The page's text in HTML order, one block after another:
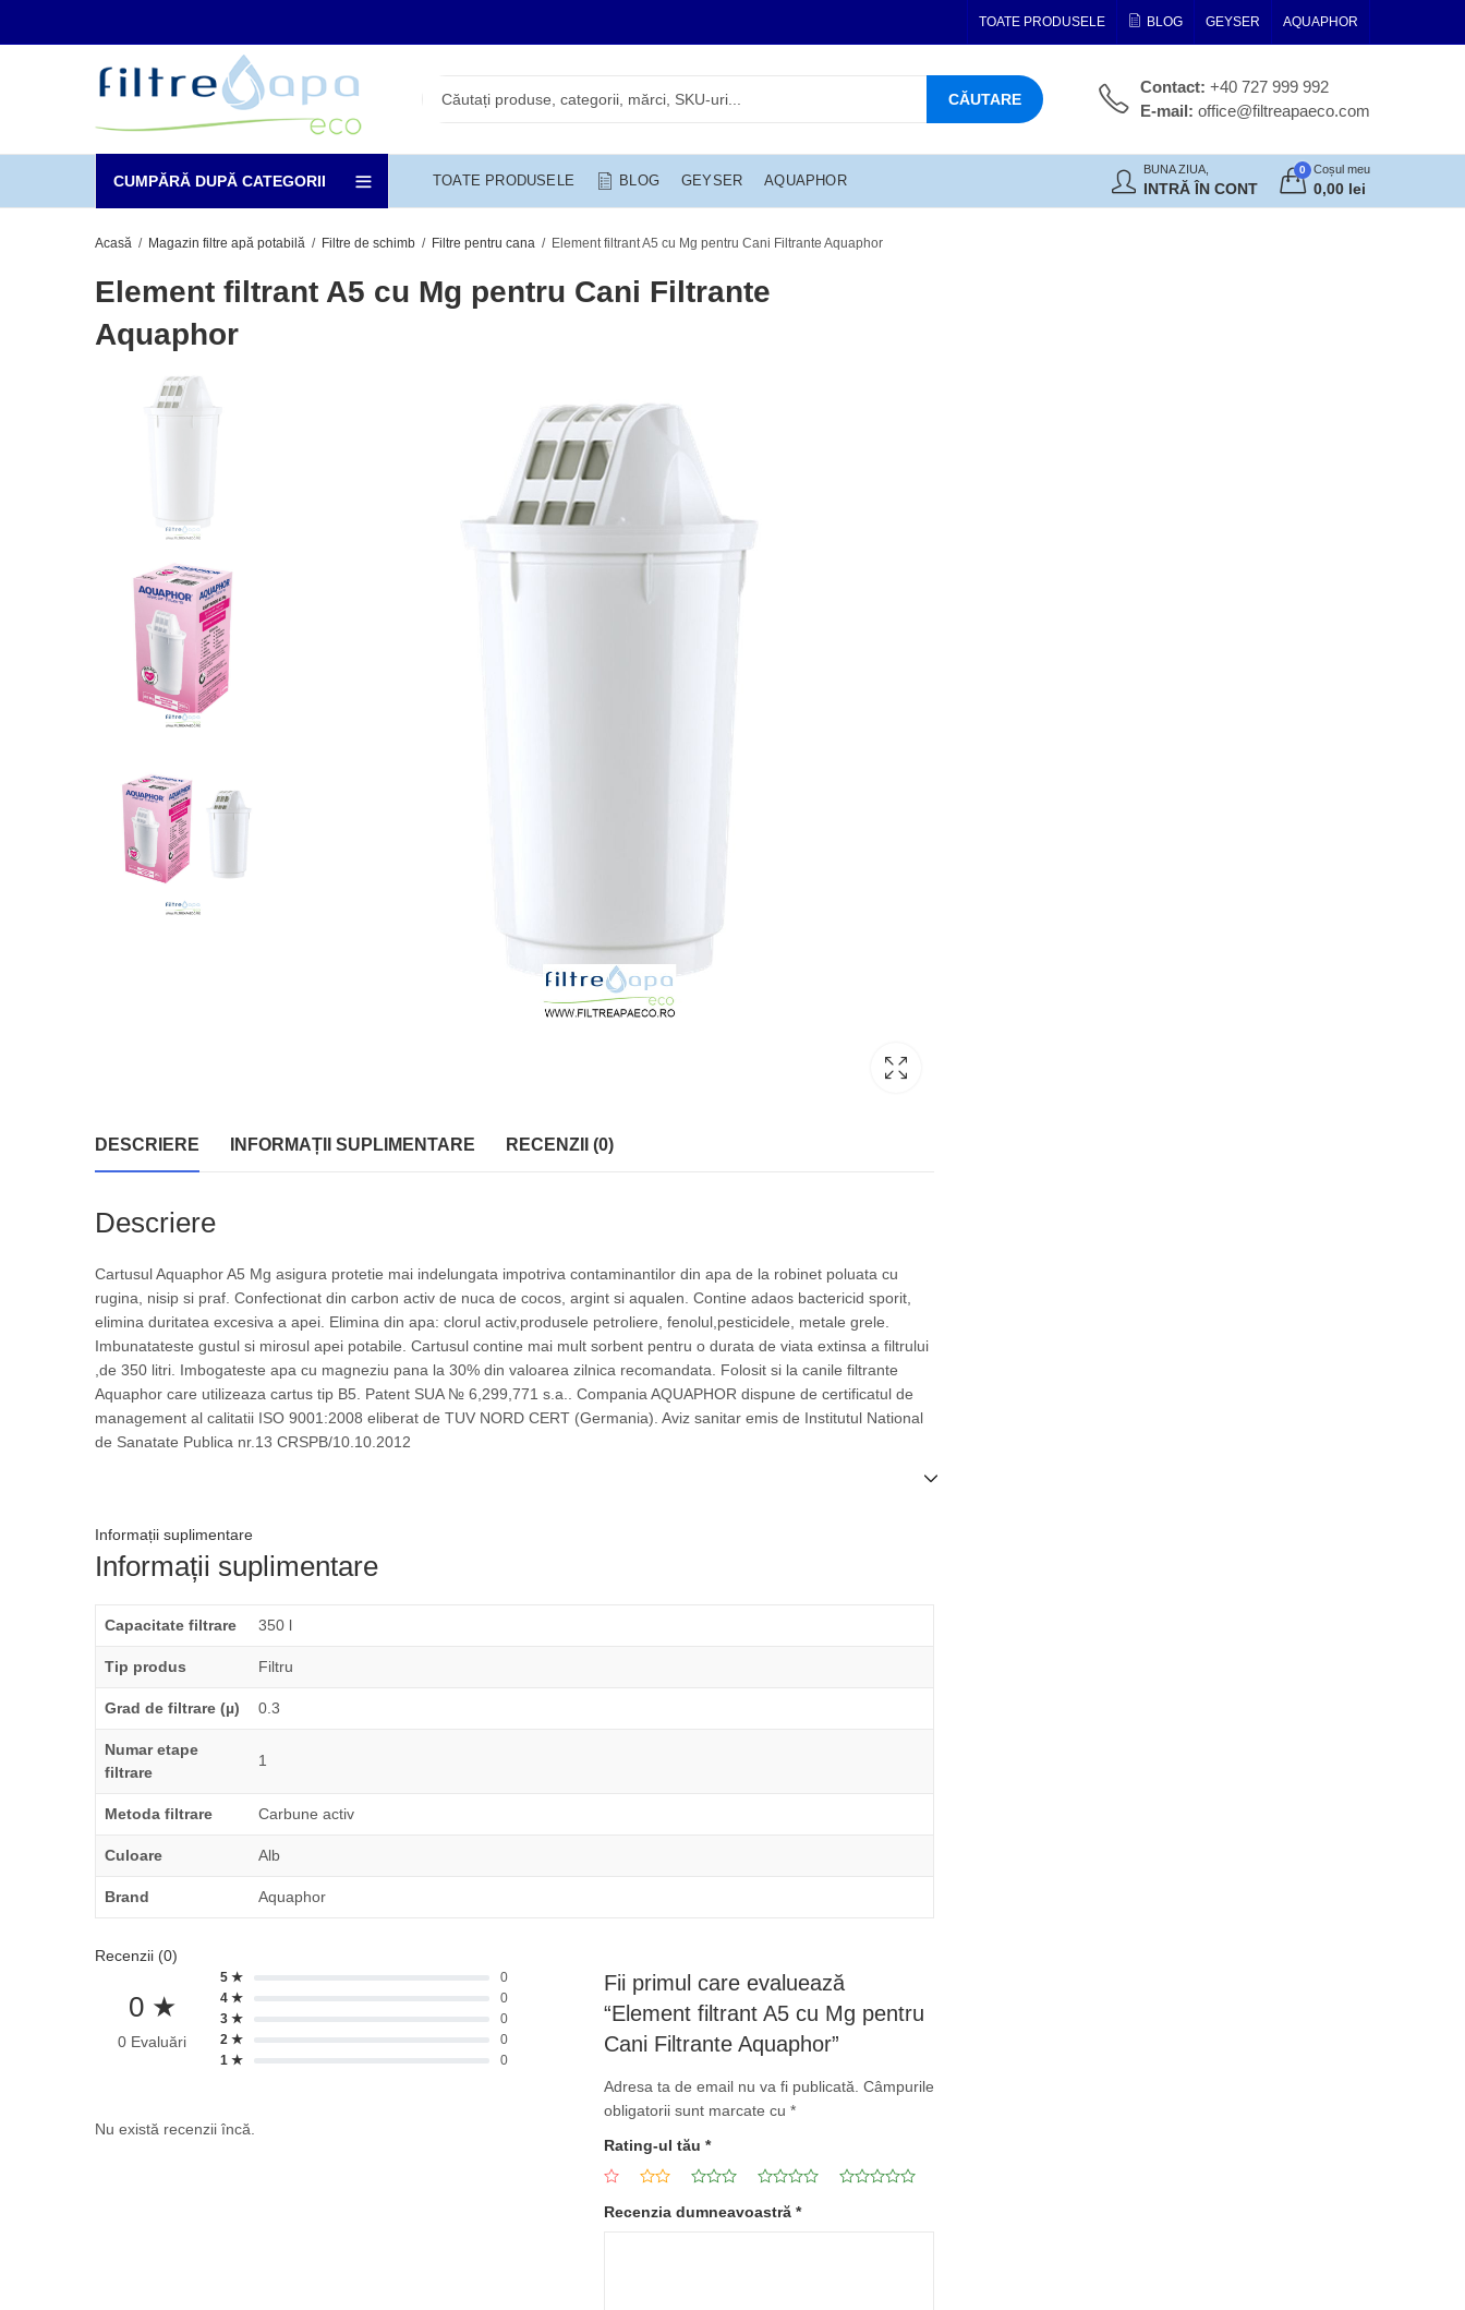
TOATE PRODUSELE BLOG GEYSER AQUAPHOR
CĂUTARE
Contact: +40 727 999 992
E-mail: office@filtreapaeco.com
CUMPĂRĂ DUPĂ CATEGORII TOATE PRODUSELE BLOG GEYSER AQUAPHOR
BUNA ZIUA,
INTRĂ ÎN CONT
0 Coșul meu
0,00 lei
Acasă Magazin filtre apă potabilă Filtre de schimb Filtre pentru cana Element filtrant A5 cu Mg pentru Cani Filtrante Aquaphor
Element filtrant A5 cu Mg pentru Cani Filtrante
Aquaphor
DESCRIERE INFORMAȚII SUPLIMENTARE RECENZII (0)
Descriere
Cartusul Aquaphor A5 Mg asigura protetie mai indelungata impotriva contaminantilor din apa de la robinet poluata cu
rugina, nisip si praf. Confectionat din carbon activ de nuca de cocos, argint si aqualen. Contine adaos bactericid sporit,
elimina duritatea excesiva a apei. Elimina din apa: clorul activ,produsele petroliere, fenolul,pesticidele, metale grele.
Imbunatateste gustul si mirosul apei potabile. Cartusul contine mai mult sorbent pentru o durata de viata extinsa a filtrului
,de 350 litri. Imbogateste apa cu magneziu pana la 30% din valoarea zilnica recomandata. Folosit si la canile filtrante
Aquaphor care utilizeaza cartus tip B5.
Patent SUA № 6,299,771 s.a.. Compania AQUAPHOR dispune de certificatul de
management al calitatii ISO 9001:2008 eliberat de TUV NORD CERT (Germania). Aviz sanitar emis de Institutul National
de Sanatate Publica nr.13 CRSPB/10.10.2012
Informații suplimentare
Informații suplimentare
Capacitate filtrare 350 l
Tip produs Filtru
Grad de filtrare (µ) 0.3
Numar etape
filtrare
1
Metoda filtrare Carbune activ
Culoare Alb
Brand Aquaphor
Recenzii (0)
0 ★
0 Evaluări
5 ★
0
4 ★
0
3 ★
0
2 ★
0
1 ★
0
Nu există recenzii încă.
Fii primul care evaluează
“Element filtrant A5 cu Mg pentru
Cani Filtrante Aquaphor”
Adresa ta de email nu va fi publicată. Câmpurile
obligatorii sunt marcate cu *
Rating-ul tău *
Recenzia dumneavoastră *